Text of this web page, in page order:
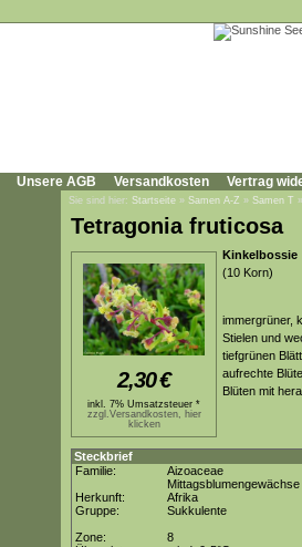
Unsere AGB Versandkosten Vertrag
Sie sind hier: Startseite » Samen A-Z » Samen T
Tetragonia fruticosa
2,30€
inkl. 7% Umsatzsteuer *
zzgl.Versandkosten, hier
klicken
Kinkelbossie
(10 Korn)
immergrüner,
Stielen und
tiefgrünen
aufrechte
Blüten mit
Steckbrief
Familie:
Aizoaceae
Mittagsblumengewächse
Herkunft:
Afrika
Gruppe:
Sukkulente
Zone:
8